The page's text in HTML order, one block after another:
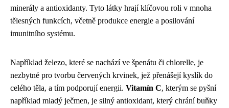
minerály a antioxidanty. Tyto látky hrají klíčovou roli v mnoha
tělesných funkcích, včetně produkce energie a posilování
imunitního systému.
Například železo, které se nachází ve špenátu či chlorelle, je
nezbytné pro tvorbu červených krvinek, jež přenášejí kyslík do
celého těla, a tím podporují energii. Vitamín C, kterým se pyšní
například mladý ječmen, je silný antioxidant, který chrání buňky